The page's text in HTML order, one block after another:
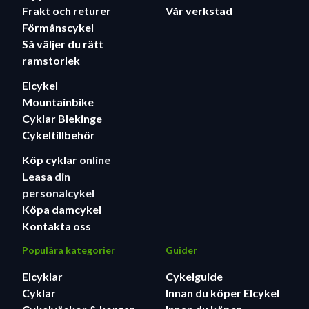
Frakt och returer
Förmånscykel
Så väljer du rätt
ramstorlek
Elcykel
Mountainbike
Cyklar Blekinge
Cykeltillbehör
Köp cyklar online
Leasa din
personalcykel
Köpa damcykel
Kontakta oss
Vår verkstad
Populära kategorier
Elcyklar
Cyklar
Guider
Cykelguide
Innan du köper Elcykel